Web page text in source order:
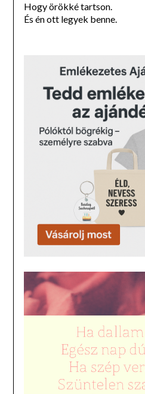
Hogy örökké tartson.
És én ott legyek benne.